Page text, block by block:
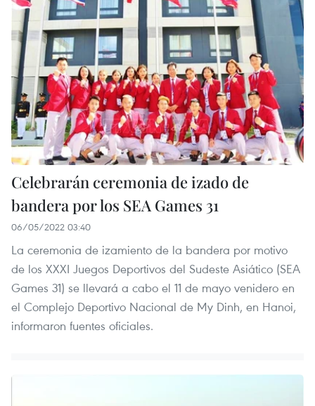
Celebrarán ceremonia de izado de
bandera por los SEA Games 31
06/05/2022 03:40
La ceremonia de izamiento de la bandera por motivo
de los XXXI Juegos Deportivos del Sudeste Asiático (SEA
Games 31) se llevará a cabo el 11 de mayo venidero en
el Complejo Deportivo Nacional de My Dinh, en Hanoi,
informaron fuentes oficiales.